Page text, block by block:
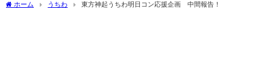
ホーム うちわ 東方神起うちわ明日コン応援企画 中間報告！